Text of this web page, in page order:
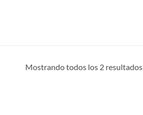
Mostrando todos los 2 resultados